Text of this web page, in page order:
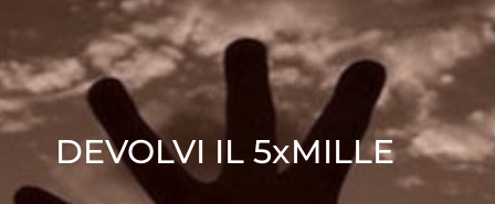
DEVOLVI IL 5xMILLE